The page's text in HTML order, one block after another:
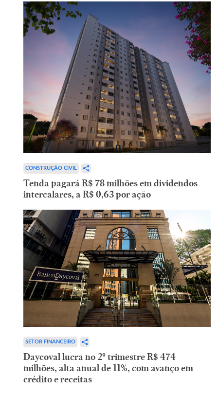
CONSTRUÇÃO CIVIL
Tenda pagará R$ 78 milhões em dividendos
intercalares, a R$ 0,63 por ação
SETOR FINANCEIRO
Daycoval lucra no 2º trimestre R$ 474
milhões, alta anual de 11%, com avanço em
crédito e receitas